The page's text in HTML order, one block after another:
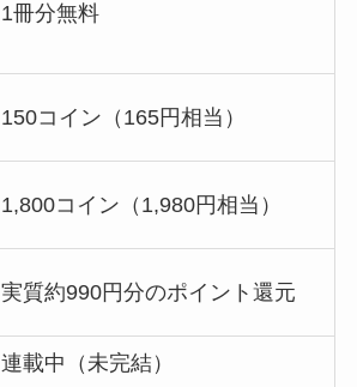
1冊分無料
150コイン（165円相当）
1,800コイン（1,980円相当）
実質約990円分のポイント還元
連載中（未完結）